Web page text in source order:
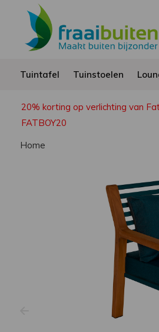
Tuintafel Tuinstoelen
20% korting op verlichting van
FATBOY20
Home